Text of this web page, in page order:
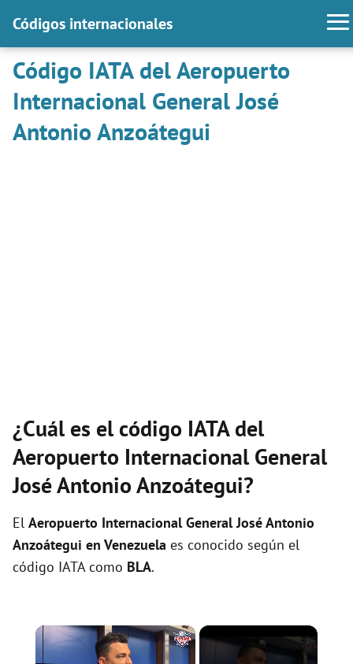
Códigos internacionales
Código IATA del Aeropuerto
Internacional General José
Antonio Anzoátegui
¿Cuál es el código IATA del
Aeropuerto Internacional General
José Antonio Anzoátegui?
El Aeropuerto Internacional General José Antonio
Anzoátegui en Venezuela es conocido según el
código IATA como BLA.
×